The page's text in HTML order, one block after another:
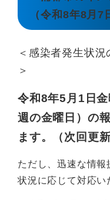
（令和8年8月7
＜感染者発生状
＞
令和8年5月1日
週の金曜日）の
ます。（次回更
ただし、迅速な情報
状況に応じて対応い